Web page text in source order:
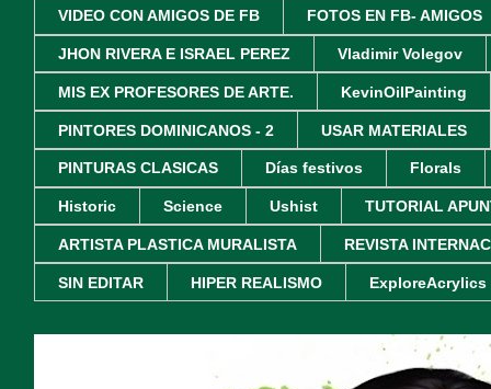
VIDEO CON AMIGOS DE FB FOTOS EN FB- AMIGOS
JHON RIVERA E ISRAEL PEREZ Vladimir Volegov
MIS EX PROFESORES DE ARTE. KevinOilPainting
PINTORES DOMINICANOS - 2 USAR MATERIALES
PINTURAS CLASICAS Días festivos Florals
Historic Science Ushist TUTORIAL
ARTISTA PLASTICA MURALISTA REVISTA
SIN EDITAR HIPER REALISMO ExploreAcrylics